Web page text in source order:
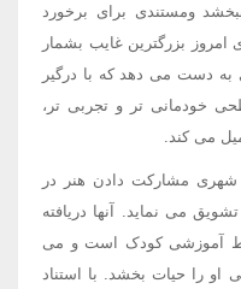
ومستندی برای برخورد
امروز بزرگترین غایب بشمار
به دست می دهد که با درگیر
خودمانی تر و تجربی تر،
می کند.
شهری مشارکت دادن هنر در
می نماید. آنها دریافته
آموزشی کودک است و می
را حیات بخشد. با استناد